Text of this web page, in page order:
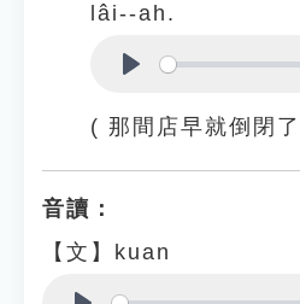
lâi--ah.
( 那間店早就倒閉
音讀：
【文】kuan